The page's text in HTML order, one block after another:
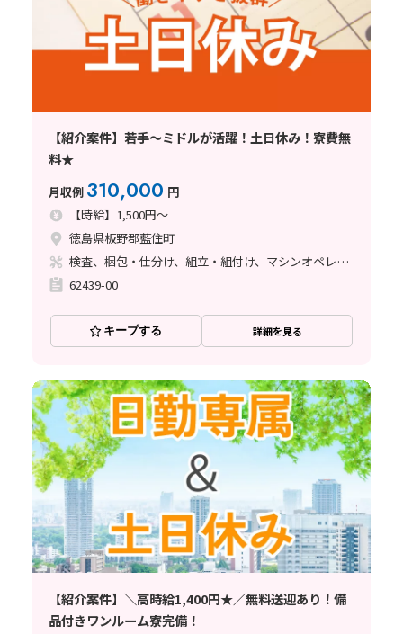
【紹介案件】若手～ミドルが活躍！土日休み！寮費無
料★
月収例 310,000 円
【時給】1,500円～
徳島県板野郡藍住町
検査、梱包・仕分け、組立・組付け、マシンオペレーター、玉掛け・クレーン
62439-00
キープする 詳細を見る
【紹介案件】＼高時給1,400円★／無料送迎あり！備
品付きワンルーム寮完備！